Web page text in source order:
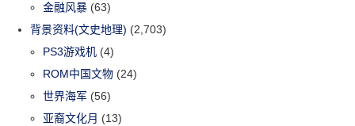
金融风暴 (63)
背景资料(文史地理) (2,703)
PS3游戏机 (4)
ROM中国文物 (24)
世界海军 (56)
亚裔文化月 (13)